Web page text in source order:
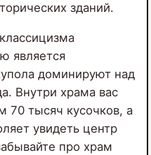
зданий.
является
доминируют над
Внутри храма вас
70 тысяч кусочков, а
увидеть центр
про храм